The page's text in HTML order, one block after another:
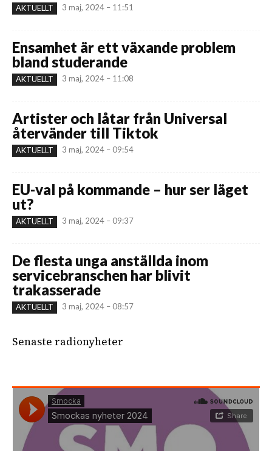
AKTUELLT 3 maj, 2024 – 11:51
Ensamhet är ett växande problem
bland studerande
AKTUELLT 3 maj, 2024 – 11:08
Artister och låtar från Universal
återvänder till Tiktok
AKTUELLT 3 maj, 2024 – 09:54
EU-val på kommande – hur ser läget
ut?
AKTUELLT 3 maj, 2024 – 09:37
De flesta unga anställda inom
servicebranschen har blivit
trakasserade
AKTUELLT 3 maj, 2024 – 08:57
Senaste radionyheter